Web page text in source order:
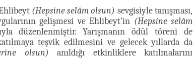
(Hepsine selâm olsun) sevgisiyle tanışması,
gelişmesi ve Ehlibeyt’in (Hepsine selâm
düzenlenmiştir. Yarışmanın ödül töreni de
teşvik edilmesini ve gelecek yıllarda da
olsun) anıldığı etkinliklere katılmalarını